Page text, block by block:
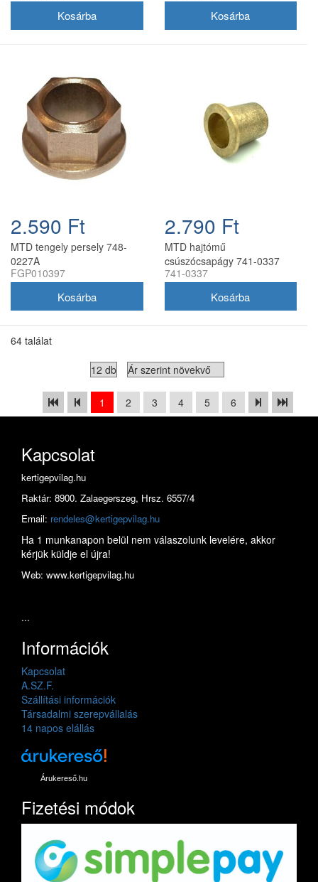
2.590 Ft
MTD tengely persely 748-
0227A
FGP010397
2.790 Ft
MTD hajtómű
csúszócsapágy 741-0337
741-0337
64 találat
1 2 3 4 5 6
Kapcsolat
kertigepvilag.hu
Raktár: 8900. Zalaegerszeg, Hrsz. 6557/4
Email: rendeles@kertigepvilag.hu
Ha 1 munkanapon belül nem válaszolunk levelére, akkor
kérjük küldje el újra!
Web: www.kertigepvilag.hu
...
Információk
Kapcsolat
A.SZ.F.
Szállítási információk
Társadalmi szerepvállalás
14 napos elállás
Árukereső.hu
Fizetési módok